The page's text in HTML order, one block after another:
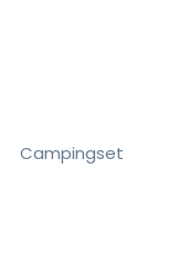
Campingset